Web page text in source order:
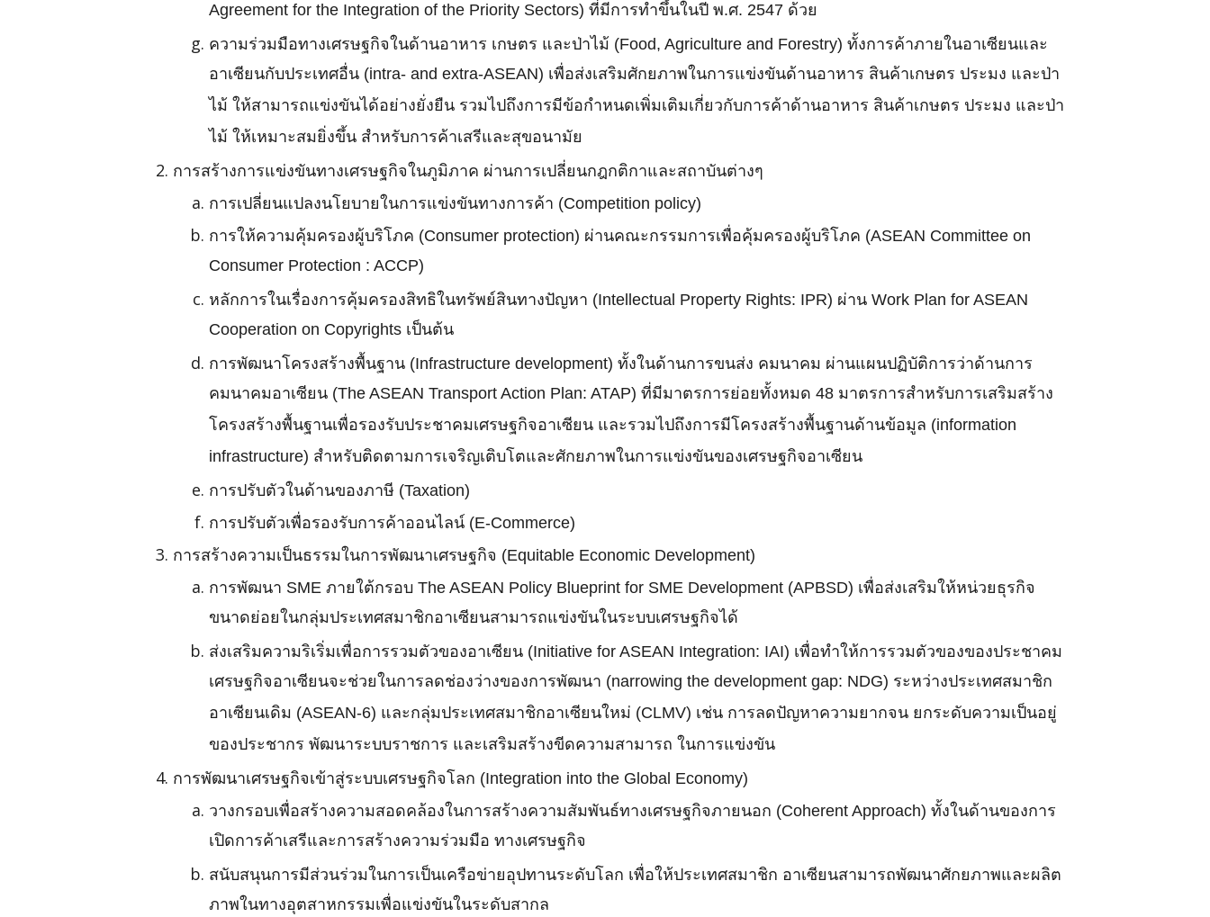
Agreement for the Integration of the Priority Sectors) ที่มีการทำขึ้นในปี พ.ศ. 2547 ด้วย
ความร่วมมือทางเศรษฐกิจในด้านอาหาร เกษตร และป่าไม้ (Food, Agriculture and Forestry) ทั้งการค้าภายในอาเซียนและ
อาเซียนกับประเทศอื่น (intra- and extra-ASEAN) เพื่อส่งเสริมศักยภาพในการแข่งขันด้านอาหาร สินค้าเกษตร ประมง และป่า
ไม้ ให้สามารถแข่งขันได้อย่างยั่งยืน รวมไปถึงการมีข้อกำหนดเพิ่มเติมเกี่ยวกับการค้าด้านอาหาร สินค้าเกษตร ประมง และป่า
ไม้ ให้เหมาะสมยิ่งขึ้น สำหรับการค้าเสรีและสุขอนามัย
การสร้างการแข่งขันทางเศรษฐกิจในภูมิภาค ผ่านการเปลี่ยนกฎกติกาและสถาบันต่างๆ
การเปลี่ยนแปลงนโยบายในการแข่งขันทางการค้า (Competition policy)
การให้ความคุ้มครองผู้บริโภค (Consumer protection) ผ่านคณะกรรมการเพื่อคุ้มครองผู้บริโภค (ASEAN Committee on
Consumer Protection : ACCP)
หลักการในเรื่องการคุ้มครองสิทธิในทรัพย์สินทางปัญหา (Intellectual Property Rights: IPR) ผ่าน Work Plan for ASEAN
Cooperation on Copyrights เป็นต้น
การพัฒนาโครงสร้างพื้นฐาน (Infrastructure development) ทั้งในด้านการขนส่ง คมนาคม ผ่านแผนปฏิบัติการว่าด้านการ
คมนาคมอาเซียน (The ASEAN Transport Action Plan: ATAP) ที่มีมาตรการย่อยทั้งหมด 48 มาตรการสำหรับการเสริมสร้าง
โครงสร้างพื้นฐานเพื่อรองรับประชาคมเศรษฐกิจอาเซียน และรวมไปถึงการมีโครงสร้างพื้นฐานด้านข้อมูล (information
infrastructure) สำหรับติดตามการเจริญเติบโตและศักยภาพในการแข่งขันของเศรษฐกิจอาเซียน
การปรับตัวในด้านของภาษี (Taxation)
การปรับตัวเพื่อรองรับการค้าออนไลน์ (E-Commerce)
การสร้างความเป็นธรรมในการพัฒนาเศรษฐกิจ (Equitable Economic Development)
การพัฒนา SME ภายใต้กรอบ The ASEAN Policy Blueprint for SME Development (APBSD) เพื่อส่งเสริมให้หน่วยธุรกิจ
ขนาดย่อยในกลุ่มประเทศสมาชิกอาเซียนสามารถแข่งขันในระบบเศรษฐกิจได้
ส่งเสริมความริเริ่มเพื่อการรวมตัวของอาเซียน (Initiative for ASEAN Integration: IAI) เพื่อทำให้การรวมตัวของของประชาคม
เศรษฐกิจอาเซียนจะช่วยในการลดช่องว่างของการพัฒนา (narrowing the development gap: NDG) ระหว่างประเทศสมาชิก
อาเซียนเดิม (ASEAN-6) และกลุ่มประเทศสมาชิกอาเซียนใหม่ (CLMV) เช่น การลดปัญหาความยากจน ยกระดับความเป็นอยู่
ของประชากร พัฒนาระบบราชการ และเสริมสร้างขีดความสามารถ ในการแข่งขัน
การพัฒนาเศรษฐกิจเข้าสู่ระบบเศรษฐกิจโลก (Integration into the Global Economy)
วางกรอบเพื่อสร้างความสอดคล้องในการสร้างความสัมพันธ์ทางเศรษฐกิจภายนอก (Coherent Approach) ทั้งในด้านของการ
เปิดการค้าเสรีและการสร้างความร่วมมือ ทางเศรษฐกิจ
สนับสนุนการมีส่วนร่วมในการเป็นเครือข่ายอุปทานระดับโลก เพื่อให้ประเทศสมาชิก อาเซียนสามารถพัฒนาศักยภาพและผลิต
ภาพในทางอุตสาหกรรมเพื่อแข่งขันในระดับสากล